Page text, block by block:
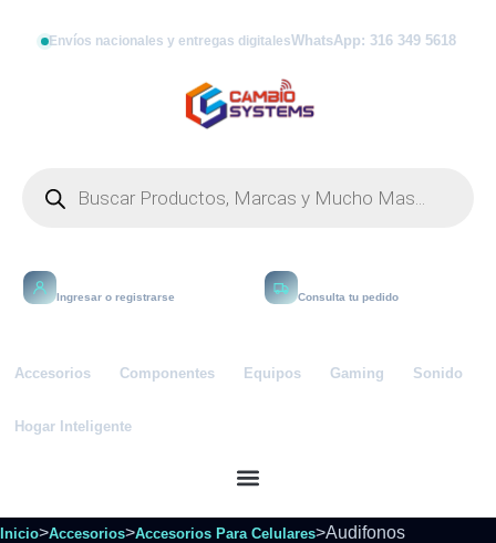
Envíos nacionales y entregas digitalesWhatsApp: 316 349 5618
Ingresar o registrarse Consulta tu pedido
Accesorios Componentes Equipos Gaming Sonido
Hogar Inteligente
Inicio>Accesorios>Accesorios Para Celulares>Audifonos